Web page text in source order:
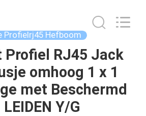
Profielrj45 Hefboom
Profiel RJ45 Jack
omhoog 1 x 1
met Beschermd
LEIDEN Y/G